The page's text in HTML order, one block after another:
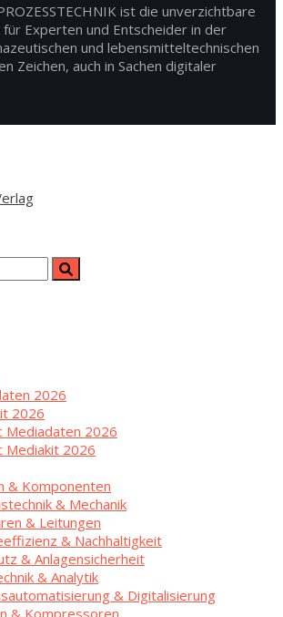
ist die unverzichtbare
Experten und Entscheider in der
und lebensmitteltechnischen
Zeichen, auch in Sachen digitaler
2026
2026
Media­da­ten 2026
Media­kit 2026
& Komponenten
& Mechanik
& Leitungen
& Nachhaltigkeit
& Anlagensicherheit
& Analytik
& Digitalisierung
& Kompressoren